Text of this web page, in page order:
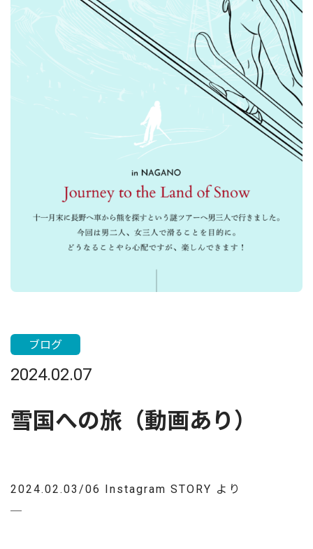
2024.02.07
ブログ
雪国への旅（動画あり）
2024.02.03/06 Instagram STORY より
─